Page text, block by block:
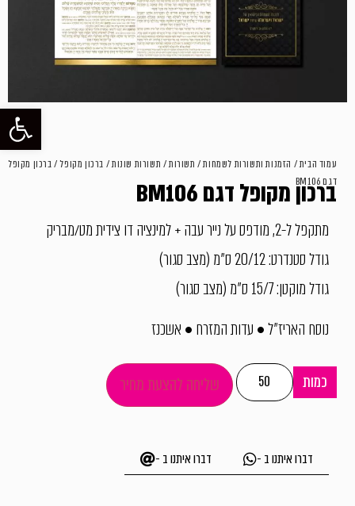
פתח
ברכון מקופל דגם BM106
מתקפל ל-2, מודפס על נייר עבה + למינציה דו צידית מט/מבריק
גודל סטנדרט: 20/12 ס"מ (מצב סגור)
גודל מוקטן: 15/7 ס"מ (מצב סגור)
נוסח האריז"ל • עדות המזרח • אשכנז
כמות שליחה להצעת מחיר
דברו איתנו ב - דברו איתנו ב -
עמוד הבית/ הזמנות ותשורות לשמחות/ תשורות/ תשורות שונות/ ברכון מקופל/ ברכון מקופל
דגם BM106